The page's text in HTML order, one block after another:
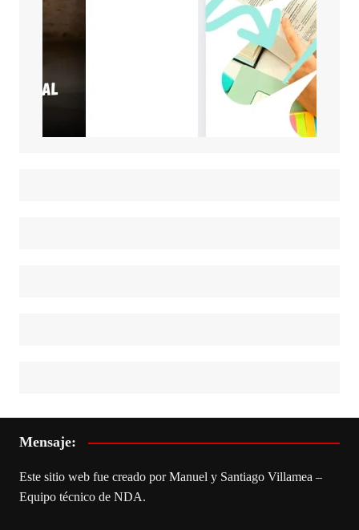
Mensaje:
Este sitio web fue creado por Manuel y Santiago Villamea –
Equipo técnico de NDA.